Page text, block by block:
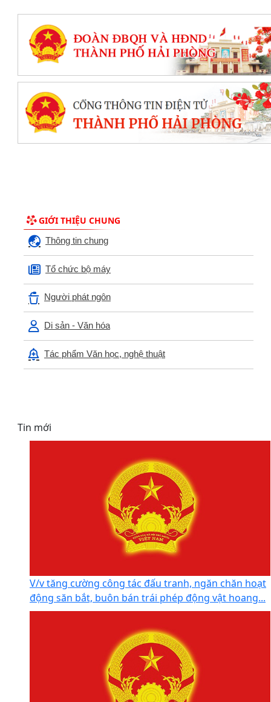
GIỚI THIỆU CHUNG
Thông tin chung
Tổ chức bộ máy
Người phát ngôn
Di sản - Văn hóa
Tác phẩm Văn học, nghệ thuật
V/v tăng cường công tác đấu tranh, ngăn chăn hoạt
động săn bắt, buôn bán trái phép động vật hoang...